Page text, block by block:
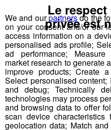
We and ourpartnersdo the
on your consent and/or our
access information on a
personalised ads profile;
ad performance;
market research to generate
improve products; Create
Select personalised content;
and debug; Technically
technologies may process
and browsing data to offer
scan device
geolocation data; Match
Le
privée est